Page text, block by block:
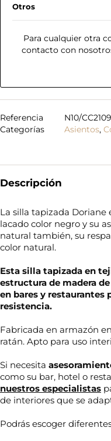
Otros
Para cualquier otra
contacto con
Referencia
N10/
Categorías
Asientos,
Descripción
La silla tapizada
lacado color negro y su
natural también, su
color natural.
Esta silla tapizada en
estructura de madera
en bares y restaurantes
resistencia.
Fabricada en armazón
ratán. Apto para uso
Si necesita
como su bar, hotel o
nuestros especialistas
de interiores que se
Podrás escoger